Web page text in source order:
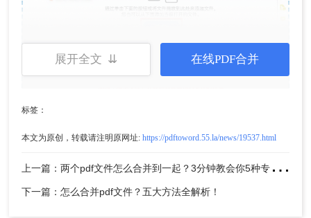
展开全文 ⇊ 在线PDF合并
标签：
本文为原创，转载请注明原网址: https://pdftoword.55.la/news/19537.html
上
一篇：两个pdf文件怎么合并到一起？3分钟教会你5种专业方法，最后一招绝了！
下一篇：怎么合并pdf文件？五大方法全解析！